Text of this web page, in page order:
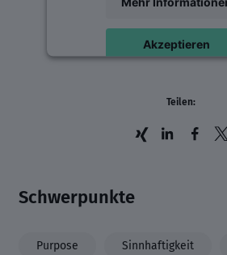
Akzeptieren
Teilen:
Schwerpunkte
Purpose Sinnhaftigkeit